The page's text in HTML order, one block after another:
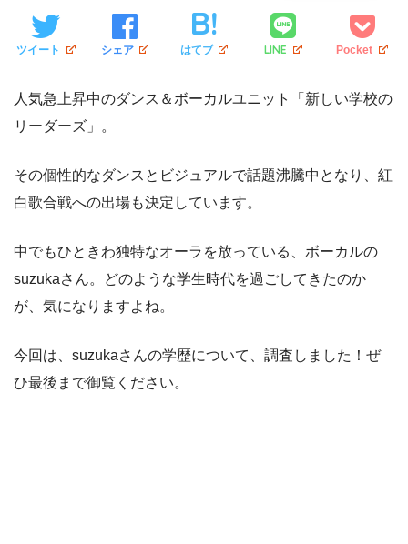
ツイート シェア はてブ LINE Pocket
人気急上昇中のダンス＆ボーカルユニット「新しい学校の
リーダーズ」。
その個性的なダンスとビジュアルで話題沸騰中となり、紅
白歌合戦への出場も決定しています。
中でもひときわ独特なオーラを放っている、ボーカルの
suzukaさん。どのような学生時代を過ごしてきたのか
が、気になりますよね。
今回は、suzukaさんの学歴について、調査しました！ぜ
ひ最後まで御覧ください。